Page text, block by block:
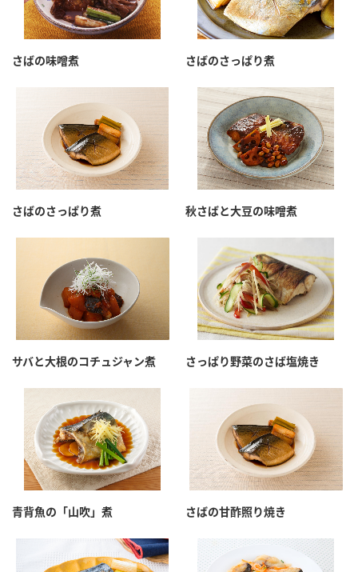
さばの味噌煮 さばのさっぱり煮
さばのさっぱり煮 秋さばと大豆の味噌煮
サバと大根のコチュジャン煮 さっぱり野菜のさば塩焼き
青背魚の「山吹」煮 さばの甘酢照り焼き